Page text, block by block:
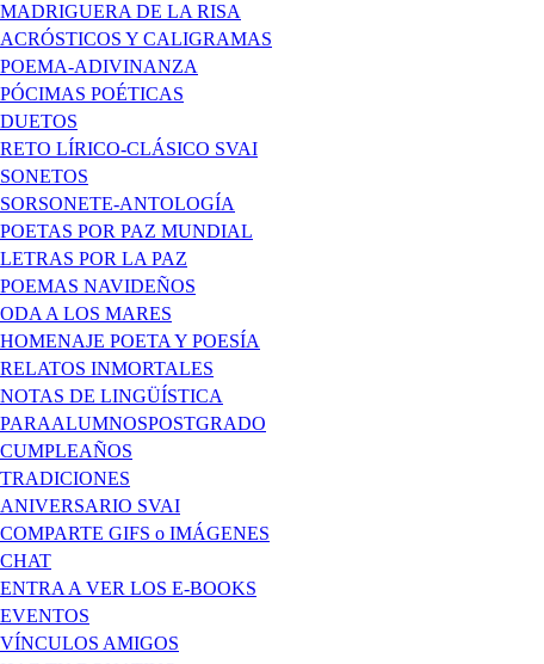
MADRIGUERA DE LA RISA
ACRÓSTICOS Y CALIGRAMAS
POEMA-ADIVINANZA
PÓCIMAS POÉTICAS
DUETOS
RETO LÍRICO-CLÁSICO SVAI
SONETOS
SORSONETE-ANTOLOGÍA
POETAS POR PAZ MUNDIAL
LETRAS POR LA PAZ
POEMAS NAVIDEÑOS
ODA A LOS MARES
HOMENAJE POETA Y POESÍA
RELATOS INMORTALES
NOTAS DE LINGÜÍSTICA
PARAALUMNOSPOSTGRADO
CUMPLEAÑOS
TRADICIONES
ANIVERSARIO SVAI
COMPARTE GIFS o IMÁGENES
CHAT
ENTRA A VER LOS E-BOOKS
EVENTOS
VÍNCULOS AMIGOS